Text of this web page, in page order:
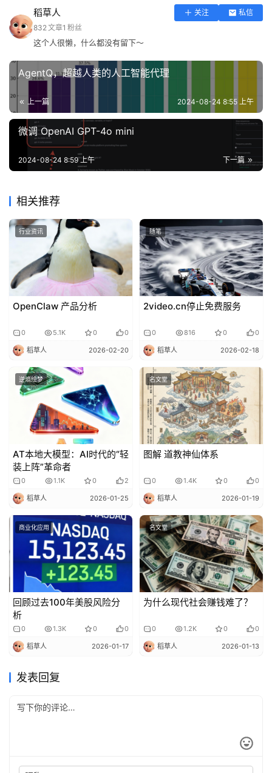
稻草人 关注
私信
832文章1 粉丝
这个人很懒，什么都没有留下～
AgentQ，超越人类的人工智能代理
上一篇 2024-08-24 8:55 上午
微调 OpenAI GPT-4o mini
下一篇
2024-08-24 8:59 上午
相关推荐
行业资讯
OpenClaw 产品分析
0 5.1K 0 0
稻草人 2026-02-20
随笔
2video.cn停止免费服务
0 816 0 0
稻草人 2026-02-18
逆熵绘梦
AT本地大模型：AI时代的“轻
装上阵”革命者
0 1.1K 0 2
稻草人 2026-01-25
名文堂
图解 道教神仙体系
0 1.4K 0 0
稻草人 2026-01-19
商业化应用
回顾过去100年美股风险分
析
0 1.3K 0 0
稻草人 2026-01-17
名文堂
为什么现代社会赚钱难了？
0 1.2K 0 0
稻草人 2026-01-13
发表回复